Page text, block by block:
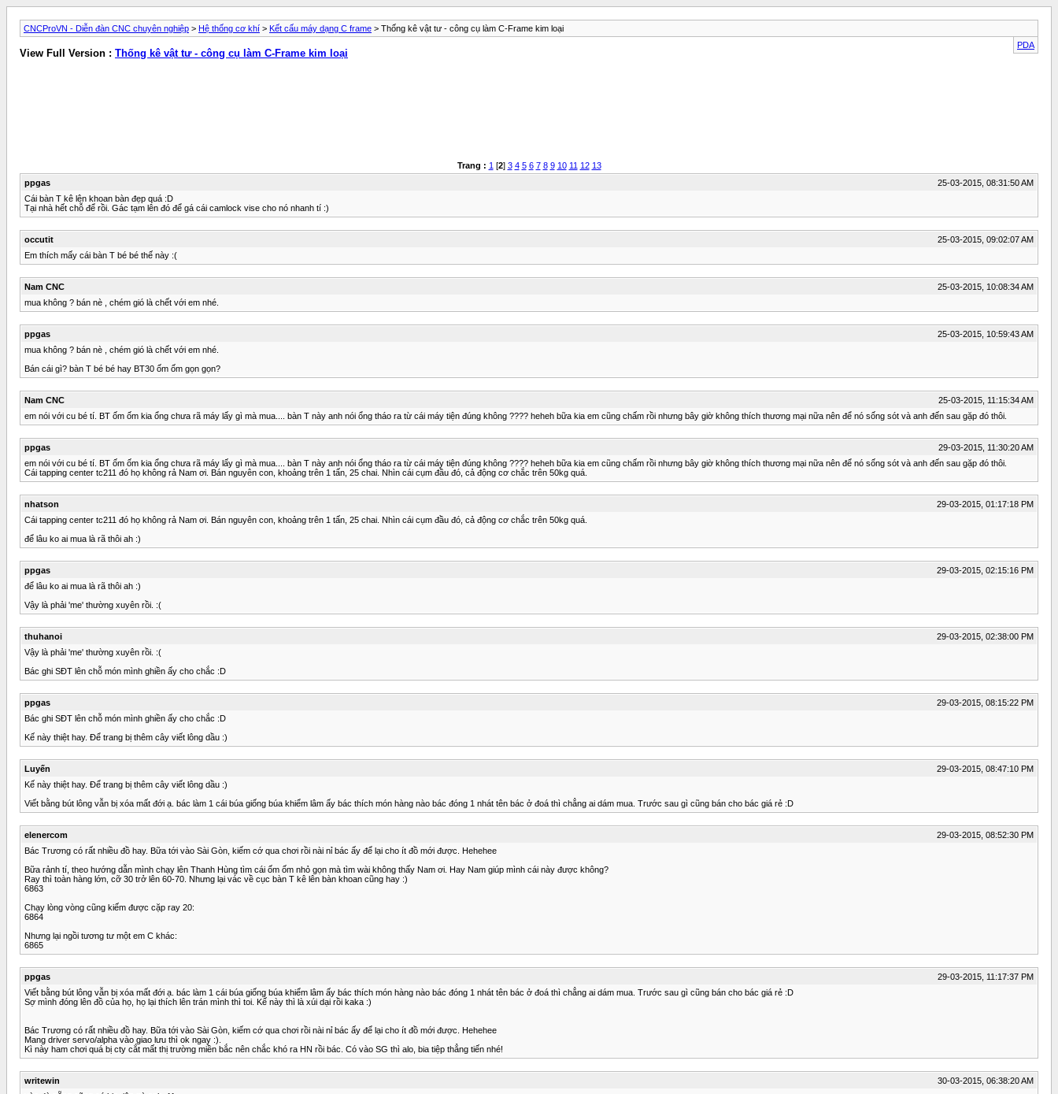
CNCProVN - Diễn đàn CNC chuyên nghiệp > Hệ thống cơ khí > Kết cấu máy dạng C frame > Thống kê vật tư - công cụ làm C-Frame kim loại
PDA
View Full Version : Thống kê vật tư - công cụ làm C-Frame kim loại
Trang : 1 [2] 3 4 5 6 7 8 9 10 11 12 13
ppgas
25-03-2015, 08:31:50 AM
Cái bàn T kê lên khoan bàn đẹp quá :D
Tại nhà hết chỗ để rồi. Gác tạm lên đó để gá cái camlock vise cho nó nhanh tí :)
occutit
25-03-2015, 09:02:07 AM
Em thích mấy cái bàn T bé bé thế này :(
Nam CNC
25-03-2015, 10:08:34 AM
mua không ? bán nè , chém gió là chết với em nhé.
ppgas
25-03-2015, 10:59:43 AM
mua không ? bán nè , chém gió là chết với em nhé.
Bán cái gì? bàn T bé bé hay BT30 ốm ốm gọn gọn?
Nam CNC
25-03-2015, 11:15:34 AM
em nói với cu bé tí. BT ốm ốm kia ổng chưa rã máy lấy gì mà mua.... bàn T này anh nói ổng tháo ra từ cái máy tiện đúng không ???? heheh bữa kia em cũng chấm rồi nhưng bây giờ không thích thương mại nữa nên để nó sống sót và anh đến sau gặp đó thôi.
ppgas
29-03-2015, 11:30:20 AM
em nói với cu bé tí. BT ốm ốm kia ổng chưa rã máy lấy gì mà mua.... bàn T này anh nói ổng tháo ra từ cái máy tiện đúng không ???? heheh bữa kia em cũng chấm rồi nhưng bây giờ không thích thương mại nữa nên để nó sống sót và anh đến sau gặp đó thôi.
Cái tapping center tc211 đó họ không rả Nam ơi. Bán nguyên con, khoảng trên 1 tấn, 25 chai. Nhìn cái cụm đầu đó, cả động cơ chắc trên 50kg quá.
nhatson
29-03-2015, 01:17:18 PM
Cái tapping center tc211 đó họ không rả Nam ơi. Bán nguyên con, khoảng trên 1 tấn, 25 chai. Nhìn cái cụm đầu đó, cả động cơ chắc trên 50kg quá.
để lâu ko ai mua là rã thôi ah :)
ppgas
29-03-2015, 02:15:16 PM
để lâu ko ai mua là rã thôi ah :)
Vậy là phải 'me' thường xuyên rồi. :(
thuhanoi
29-03-2015, 02:38:00 PM
Vậy là phải 'me' thường xuyên rồi. :(
Bác ghi SĐT lên chỗ món mình ghiền ấy cho chắc :D
ppgas
29-03-2015, 08:15:22 PM
Bác ghi SĐT lên chỗ món mình ghiền ấy cho chắc :D
Kế này thiệt hay. Để trang bị thêm cây viết lông dầu :)
Luyến
29-03-2015, 08:47:10 PM
Kế này thiệt hay. Để trang bị thêm cây viết lông dầu :)
Viết bằng bút lông vẫn bị xóa mất đới ạ. bác làm 1 cái búa giống búa khiểm lâm ấy bác thích món hàng nào bác đóng 1 nhát tên bác ở đoá thì chẳng ai dám mua. Trước sau gì cũng bán cho bác giá rẻ :D
elenercom
29-03-2015, 08:52:30 PM
Bác Trương có rất nhiều đồ hay. Bữa tới vào Sài Gòn, kiếm cớ qua chơi rồi nài nỉ bác ấy để lại cho ít đồ mới được. Hehehee
Bữa rảnh tí, theo hướng dẫn mình chạy lên Thanh Hùng tìm cái ốm ốm nhỏ gọn mà tìm wài không thấy Nam ơi. Hay Nam giúp mình cái này được không?
Ray thì toàn hàng lớn, cỡ 30 trở lên 60-70. Nhưng lại vác về cục bàn T kê lên bàn khoan cũng hay :)
6863
Chạy lòng vòng cũng kiếm được cặp ray 20:
6864
Nhưng lại ngồi tương tư một em C khác:
6865
ppgas
29-03-2015, 11:17:37 PM
Viết bằng bút lông vẫn bị xóa mất đới ạ. bác làm 1 cái búa giống búa khiểm lâm ấy bác thích món hàng nào bác đóng 1 nhát tên bác ở đoá thì chẳng ai dám mua. Trước sau gì cũng bán cho bác giá rẻ :D
Sợ mình đóng lên đồ của họ, họ lại thích lên trán mình thì toi. Kế này thì là xúi dại rồi kaka :)
Bác Trương có rất nhiều đồ hay. Bữa tới vào Sài Gòn, kiếm cớ qua chơi rồi nài nỉ bác ấy để lại cho ít đồ mới được. Hehehee
Mang driver servo/alpha vào giao lưu thì ok ngay :).
Kì này ham chơi quá bị cty cắt mất thị trường miền bắc nên chắc khó ra HN rồi bác. Có vào SG thì alo, bia tiệp thẳng tiến nhé!
writewin
30-03-2015, 06:38:20 AM